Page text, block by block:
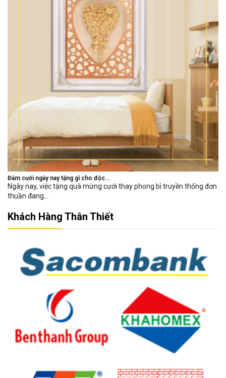
Đám cưới ngày nay tặng gì cho độc...
Ngày nay, việc tặng quà mừng cưới thay phong bì truyền thống đơn
thuần đang...
Khách Hàng Thân Thiết